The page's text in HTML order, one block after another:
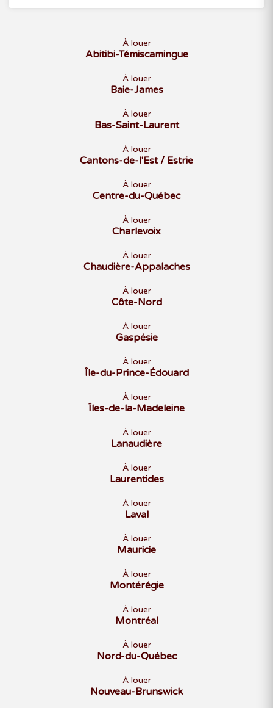
À louer
Abitibi-Témiscamingue
À louer
Baie-James
À louer
Bas-Saint-Laurent
À louer
Cantons-de-l'Est / Estrie
À louer
Centre-du-Québec
À louer
Charlevoix
À louer
Chaudière-Appalaches
À louer
Côte-Nord
À louer
Gaspésie
À louer
Île-du-Prince-Édouard
À louer
Îles-de-la-Madeleine
À louer
Lanaudière
À louer
Laurentides
À louer
Laval
À louer
Mauricie
À louer
Montérégie
À louer
Montréal
À louer
Nord-du-Québec
À louer
Nouveau-Brunswick